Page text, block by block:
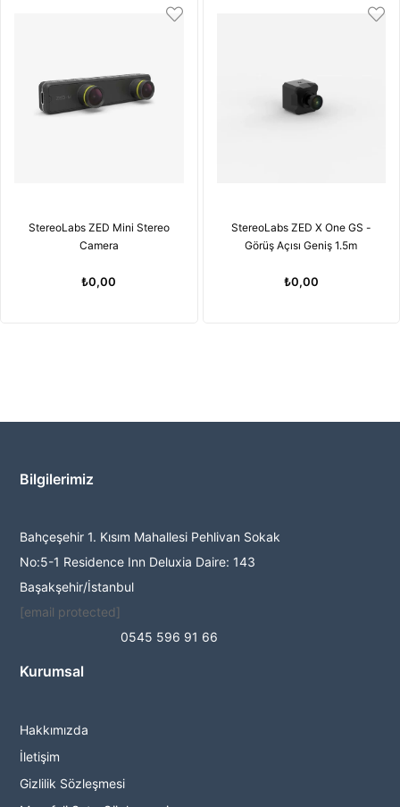
StereoLabs ZED Mini Stereo
Camera
₺0,00
StereoLabs ZED X One GS -
Görüş Açısı Geniş 1.5m
₺0,00
Bilgilerimiz
Bahçeşehir 1. Kısım Mahallesi Pehlivan Sokak
No:5-1 Residence Inn Deluxia Daire: 143
Başakşehir/İstanbul
[email protected]
0545 596 91 66
Kurumsal
Hakkımızda
İletişim
Gizlilik Sözleşmesi